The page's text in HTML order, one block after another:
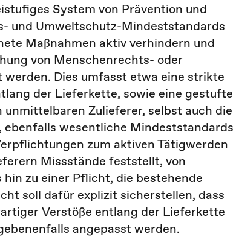
System von Prävention und
und Umweltschutz-Mindeststandards
Maßnahmen aktiv verhindern und
von Menschenrechts- oder
Dies umfasst etwa eine strikte
der Lieferkette, sowie eine gestufte
Zulieferer, selbst auch die
wesentliche Mindeststandards
zum aktiven Tätigwerden
Missstände feststellt, von
zu einer Pflicht, die bestehende
soll dafür explizit sicherstellen, dass
Verstöße entlang der Lieferkette
angepasst werden.